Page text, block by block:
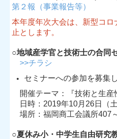
第２報（事業報告等）
本年度年次大会は、新型コロ
止とします。
○地域産学官と技術士の合同
>>チラシ
セミナーへの参加を募
開催テーマ：『技術と生産
日時：2019年10月26日（
場所：福岡商工会議所407
○夏休み小・中学生自由研究